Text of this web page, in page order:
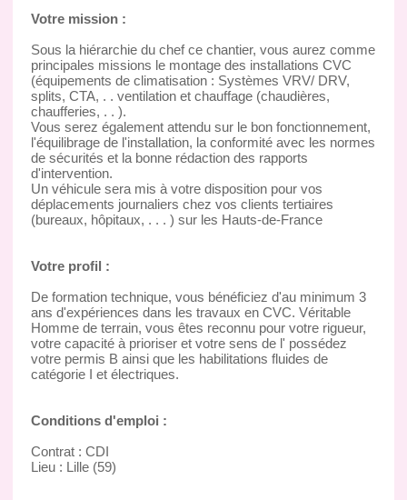
Votre mission :
Sous la hiérarchie du chef ce chantier, vous aurez comme
principales missions le montage des installations CVC
(équipements de climatisation : Systèmes VRV/ DRV,
splits, CTA, . . ventilation et chauffage (chaudières,
chaufferies, . . ).
Vous serez également attendu sur le bon fonctionnement,
l'équilibrage de l'installation, la conformité avec les normes
de sécurités et la bonne rédaction des rapports
d'intervention.
Un véhicule sera mis à votre disposition pour vos
déplacements journaliers chez vos clients tertiaires
(bureaux, hôpitaux, . . . ) sur les Hauts-de-France
Votre profil :
De formation technique, vous bénéficiez d'au minimum 3
ans d'expériences dans les travaux en CVC. Véritable
Homme de terrain, vous êtes reconnu pour votre rigueur,
votre capacité à prioriser et votre sens de l' possédez
votre permis B ainsi que les habilitations fluides de
catégorie I et électriques.
Conditions d'emploi :
Contrat : CDI
Lieu : Lille (59)